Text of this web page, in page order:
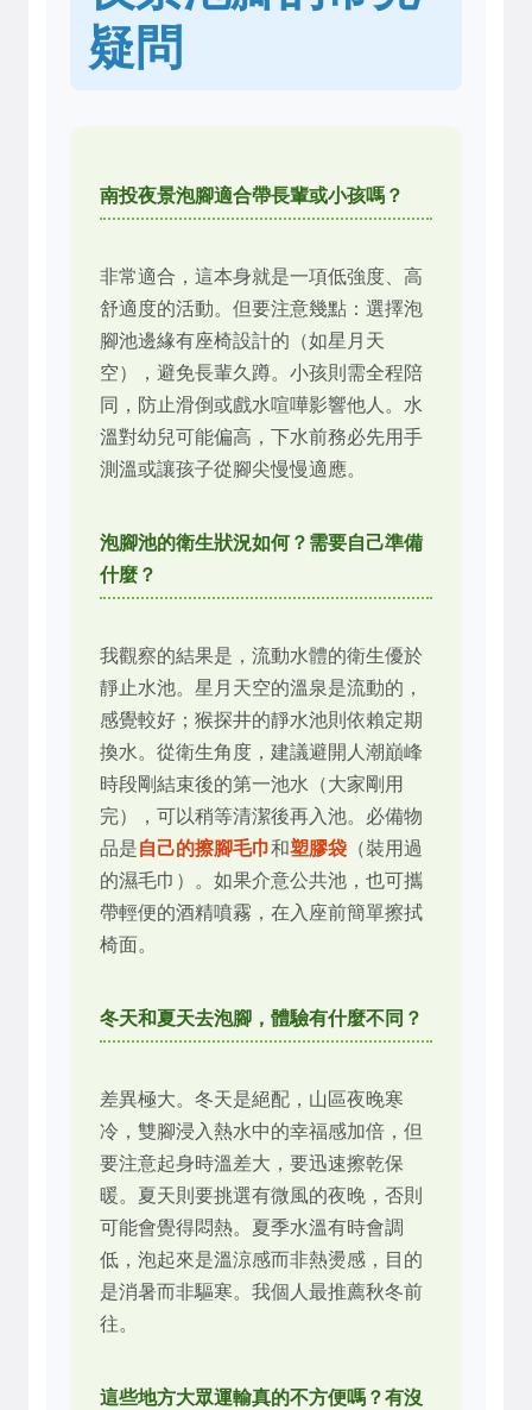
疑問
南投夜景泡腳適合帶長輩或小孩嗎？
非常適合，這本身就是一項低強度、高
舒適度的活動。但要注意幾點：選擇泡
腳池邊緣有座椅設計的（如星月天
空），避免長輩久蹲。小孩則需全程陪
同，防止滑倒或戲水喧嘩影響他人。水
溫對幼兒可能偏高，下水前務必先用手
測溫或讓孩子從腳尖慢慢適應。
泡腳池的衛生狀況如何？需要自己準備
什麼？
我觀察的結果是，流動水體的衛生優於
靜止水池。星月天空的溫泉是流動的，
感覺較好；猴探井的靜水池則依賴定期
換水。從衛生角度，建議避開人潮巔峰
時段剛結束後的第一池水（大家剛用
完），可以稍等清潔後再入池。必備物
品是自己的擦腳毛巾和塑膠袋 （裝用過
的濕毛巾）。如果介意公共池，也可攜
帶輕便的酒精噴霧，在入座前簡單擦拭
椅面。
冬天和夏天去泡腳，體驗有什麼不同？
差異極大。冬天是絕配，山區夜晚寒
冷，雙腳浸入熱水中的幸福感加倍，但
要注意起身時溫差大，要迅速擦乾保
暖。夏天則要挑選有微風的夜晚，否則
可能會覺得悶熱。夏季水溫有時會調
低，泡起來是溫涼感而非熱燙感，目的
是消暑而非驅寒。我個人最推薦秋冬前
往。
這些地方大眾運輸真的不方便嗎？有沒